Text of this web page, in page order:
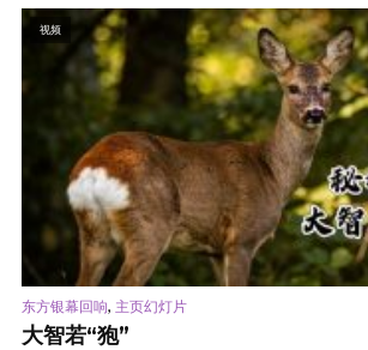
视频
东方银幕回响, 主页幻灯片
大智若“狍”